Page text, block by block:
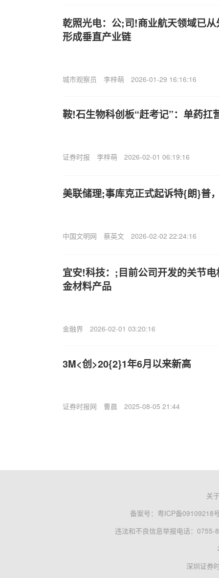
乾照光电：公;司!商业航天领域已
形成垂直产业链
城市观察员 李梓萌 2026-01-29 16:16:16
鞍!石生物科创板“赶考记”：单药扛
证券时报 李梓萌 2026-02-01 06:19:16
美联储理;事库克正式起诉特{朗}普
中国文明网 蔡英文 2026-02-02 22:24:16
宜安!科技：;目前公司开发的关节
金材料产品
金融界 2026-02-01 03:20:16
3M<创>20{2}1年6月以来新高
证券时报网 曹晨 2025-08-05 21:44
关
备案号： 粤ICP备09109218
违法和不良信息举报电话：0755-
深圳证券